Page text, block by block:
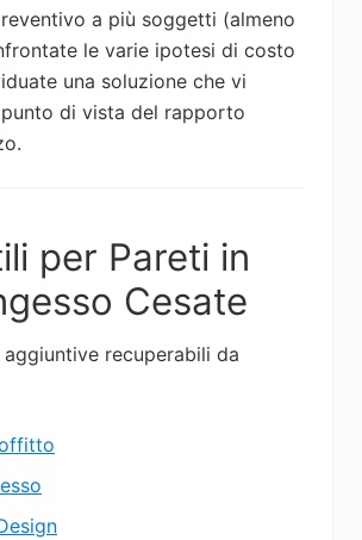
a più soggetti (almeno
le varie ipotesi di costo
una soluzione che vi
di vista del rapporto
per Pareti in
Cesate
recuperabili da